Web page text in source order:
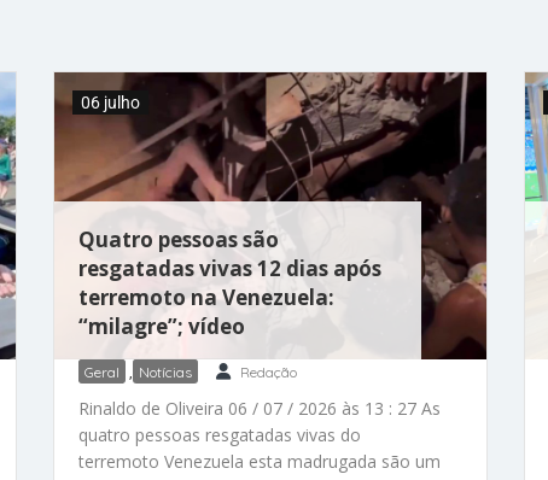
Quatro pessoas são
resgatadas vivas 12 dias após
terremoto na Venezuela:
“milagre”; vídeo
06 julho
Geral , Notícias Redação
Rinaldo de Oliveira 06 / 07 / 2026 às 13 : 27 As
quatro pessoas resgatadas vivas do
terremoto Venezuela esta madrugada são um